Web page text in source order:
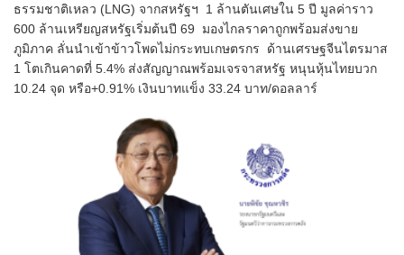
ธรรมชาติเหลว (LNG) จากสหรัฐฯ 1 ล้านตันเศษใน 5 ปี มูลค่าราว
600 ล้านเหรียญสหรัฐเริ่มต้นปี 69 มองไกลราคาถูกพร้อมส่งขาย
ภูมิภาค ลั่นนำเข้าข้าวโพดไม่กระทบเกษตรกร ด้านเศรษฐจีนไตรมาส
1 โตเกินคาดที่ 5.4% ส่งสัญญาณพร้อมเจรจาสหรัฐ หนุนหุ้นไทยบวก
10.24 จุด หรือ+0.91% เงินบาทแข็ง 33.24 บาท/ดอลลาร์